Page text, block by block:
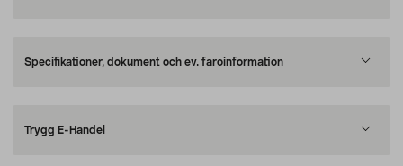
Specifikationer, dokument och ev. faroinformation
Trygg E-Handel